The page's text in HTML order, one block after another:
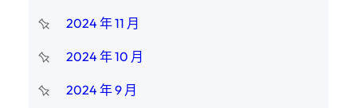
2024 年 11 月
2024 年 10 月
2024 年 9 月